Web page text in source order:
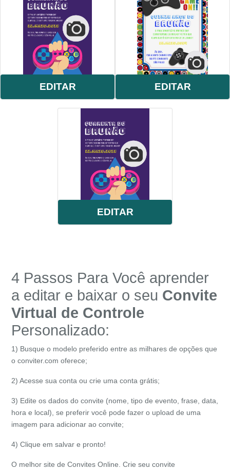
gamer,gamer, game controle,comemoração
celebração,online, digital personalizado, whatsapp,festa jogos
EDITAR EDITAR
EDITAR
4 Passos Para Você aprender
a editar e baixar o seu Convite
Virtual de Controle
Personalizado:
1) Busque o modelo preferido entre as milhares de opções que
o conviter.com oferece;
2) Acesse sua conta ou crie uma conta grátis;
3) Edite os dados do convite (nome, tipo de evento, frase, data,
hora e local), se preferir você pode fazer o upload de uma
imagem para adicionar ao convite;
4) Clique em salvar e pronto!
O melhor site de Convites Online. Crie seu convite